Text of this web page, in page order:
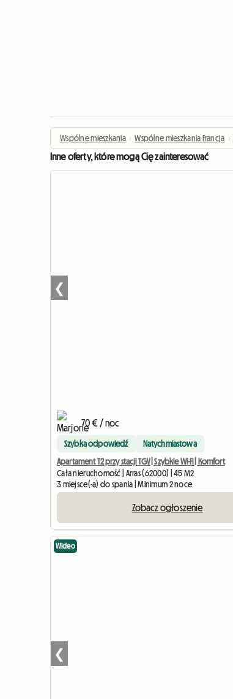
Wspólne mieszkania › Wspólne mieszkania Francja ›
Inne oferty, które mogą Cię zainteresować
❮
70 € / noc
Szybka odpowiedź Natychmiastowa
Apartament T2 przy stacji TGV | Szybkie Wi-Fi | Komfort
Cała nieruchomość | Arras (62000) | 45 M2
3 miejsce(-a) do spania | Minimum 2 noce
Zobacz ogłoszenie
Wideo
❮